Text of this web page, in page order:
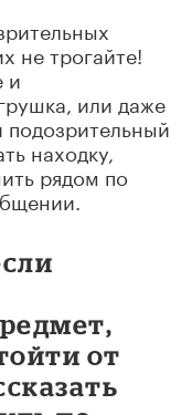
не трогайте!
и
или даже
подозрительный
находку,
рядом по
от